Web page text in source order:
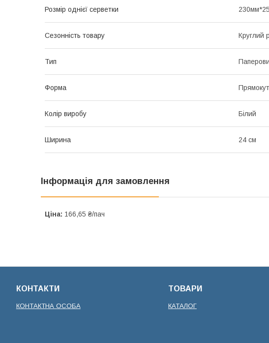
Розмір однієї серветки
Сезонність товару Круглий
Тип
Форма
Колір виробу Білий
Ширина 24 см
Інформація для замовлення
Ціна: 166,65 ₴/пач
КОНТАКТИ
КОНТАКТНА ОСОБА
ТОВАРИ
КАТАЛОГ